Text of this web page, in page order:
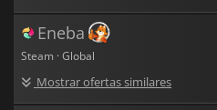
Eneba
Steam · Global
Mostrar ofertas similares